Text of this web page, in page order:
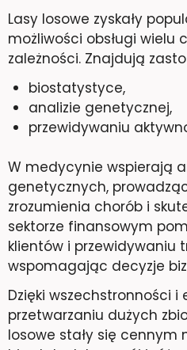
Lasy losowe zyskały
możliwości obsługi wielu
zależności. Znajdują
biostatystyce,
analizie genetycznej,
przewidywaniu
W medycynie wspierają
genetycznych,
zrozumienia chorób i
sektorze finansowym
klientów i przewidywaniu
wspomagając decyzje
Dzięki wszechstronności
przetwarzaniu dużych
losowe stały się cennym